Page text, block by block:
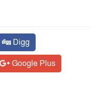
Digg
Google Plus